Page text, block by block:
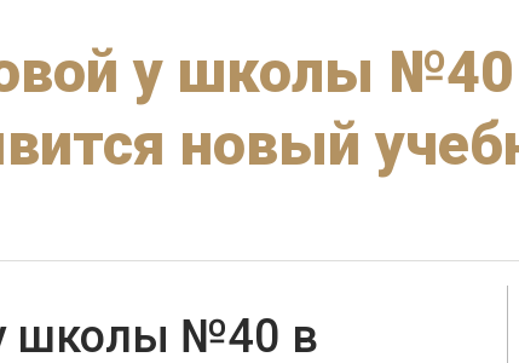
у школы
новый
школы №40 в